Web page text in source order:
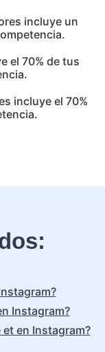
incluye un
el 70% de tus
incluye el 70%
Instagram?
en Instagram?